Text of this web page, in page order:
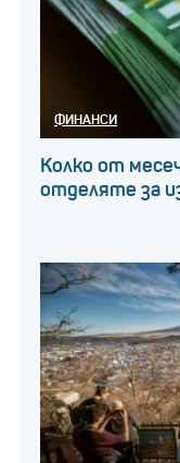
ФИНАНСИ
Колко от
отделяте за